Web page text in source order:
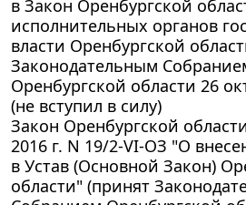
в Закон Оренбургской
исполнительных органов
власти Оренбургской
Законодательным
Оренбургской области 26
(не вступил в силу)
Закон Оренбургской
2016 г. N 19/2-VI-ОЗ "О
в Устав (Основной Закон)
области" (принят